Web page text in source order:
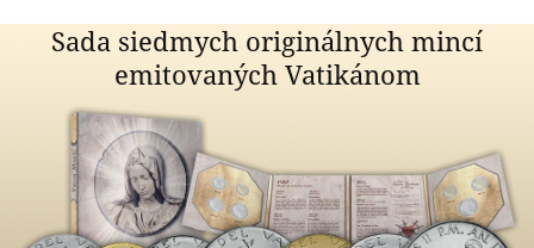
Sada
siedmych
originálnych
mincí
emitovaných
Vatikánom
Sada siedmych originálnych mincí
emitovaných Vatikánom